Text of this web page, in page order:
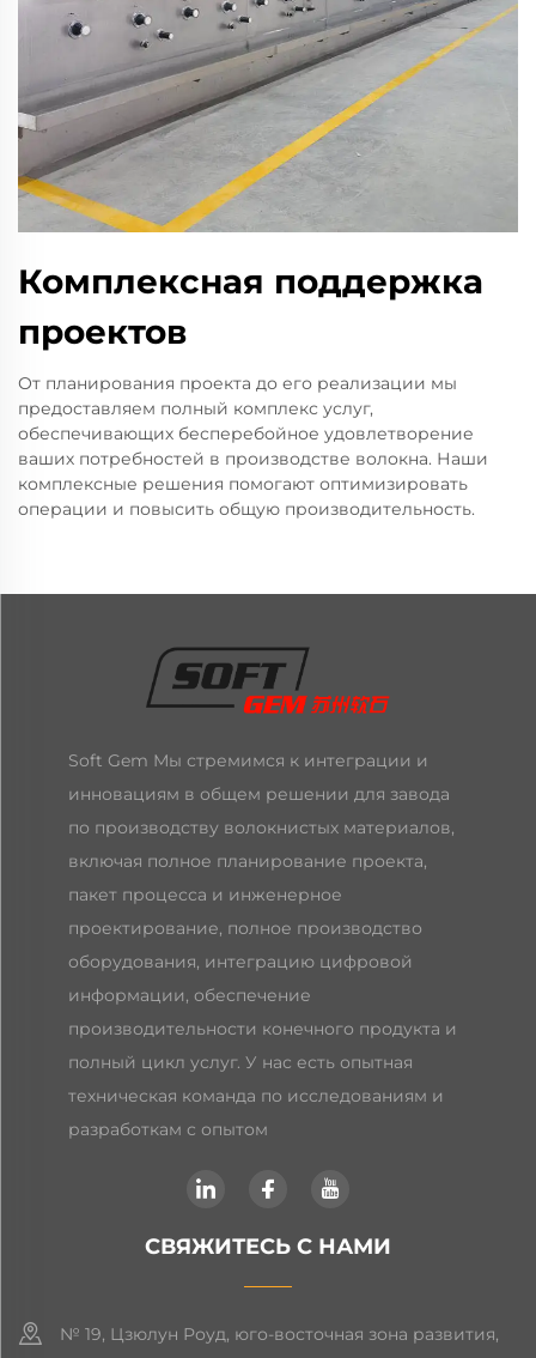
Комплексная поддержка
проектов
От планирования проекта до его реализации мы
предоставляем полный комплекс услуг,
обеспечивающих бесперебойное удовлетворение
ваших потребностей в производстве волокна. Наши
комплексные решения помогают оптимизировать
операции и повысить общую производительность.
Soft Gem Мы стремимся к интеграции и
инновациям в общем решении для завода
по производству волокнистых материалов,
включая полное планирование проекта,
пакет процесса и инженерное
проектирование, полное производство
оборудования, интеграцию цифровой
информации, обеспечение
производительности конечного продукта и
полный цикл услуг. У нас есть опытная
техническая команда по исследованиям и
разработкам с опытом
СВЯЖИТЕСЬ С НАМИ
№ 19, Цзюлун Роуд, юго-восточная зона развития,